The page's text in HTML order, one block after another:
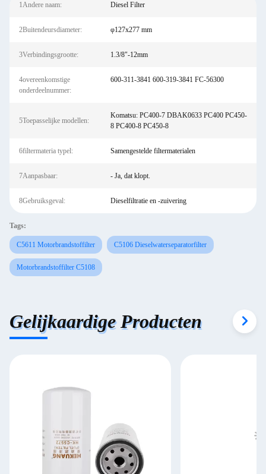
1Andere naam: Diesel Filter
2Buitendeursdiameter: φ127x277 mm
3Verbindingsgrootte: 1.3/8"-12mm
4overeenkomstige
onderdeelnummer:
600-311-3841 600-319-3841 FC-56300
5Toepasselijke modellen:
Komatsu: PC400-7 DBAK0633 PC400 PC450-
8 PC400-8 PC450-8
6filtermateria typel: Samengestelde filtermaterialen
7Aanpasbaar: - Ja, dat klopt.
8Gebruiksgeval: Dieselfiltratie en -zuivering
Tags:
C5611 Motorbrandstoffilter C5106 Dieselwaterseparatorfilter
Motorbrandstoffilter C5108
Gelijkaardige Producten